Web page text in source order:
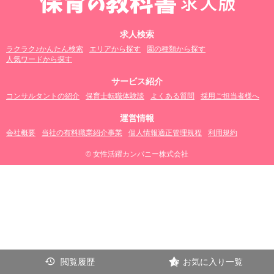
求人検索
ラクラク♪かんたん検索 エリアから探す
園の種類から探す
人気ワードから探す
サービス紹介
コンサルタントの紹介 保育士転職体験談 よくある質問 採用ご担当者様へ
運営情報
会社概要 当社の有料職業紹介事業 個人情報適正管理規程 利用規約
© 女性活躍カンパニー株式会社
閲覧履歴 お気に入り一覧